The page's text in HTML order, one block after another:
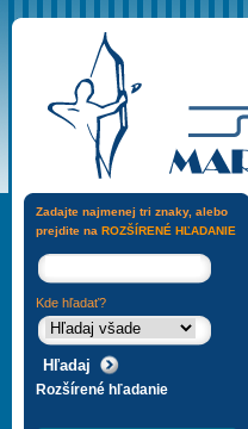
Zadajte najmenej tri znaky, alebo
prejdite na ROZŠÍRENÉ HĽADANIE
Kde hľadať?
Rozšírené hľadanie